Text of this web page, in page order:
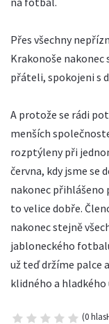
Přes všechny
Krakonoše nakonec
přáteli, spokojeni s
A protože se rádi
menších
rozptýleny při
června, kdy jsme se
nakonec přihlášeno
to velice dobře.
nakonec stejně
jabloneckého
už teď držíme palce
klidného a hladkého
(0